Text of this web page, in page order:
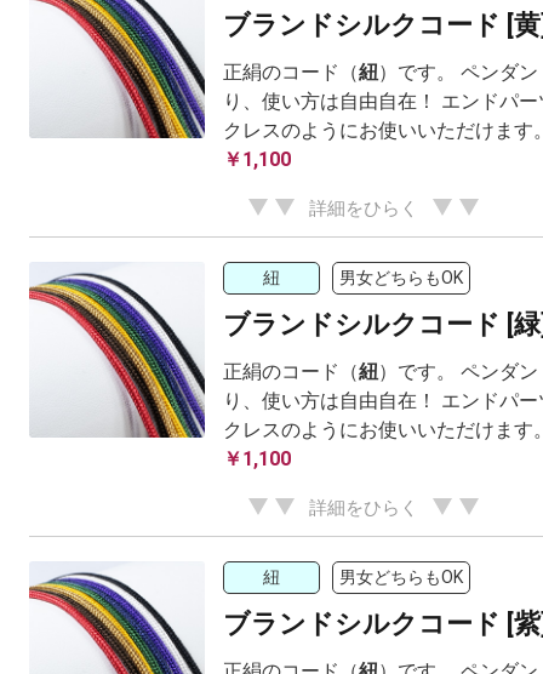
ブランドシルクコード [
正絹のコード（紐）です。 ペンダ
り、使い方は自由自在！ エンドパ
クレスのようにお使いいただけます
￥1,100
詳細をひらく
紐 男女どちらもOK
ブランドシルクコード [
正絹のコード（紐）です。 ペンダ
り、使い方は自由自在！ エンドパ
クレスのようにお使いいただけます
￥1,100
詳細をひらく
紐 男女どちらもOK
ブランドシルクコード [